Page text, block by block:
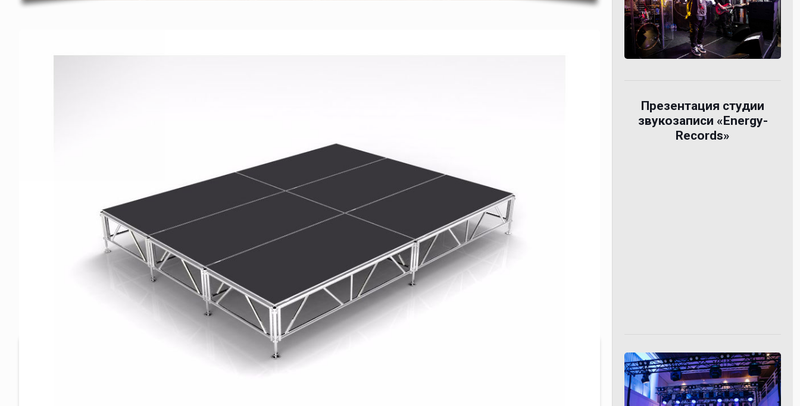
Презентация студии
звукозаписи «Energy-
Records»